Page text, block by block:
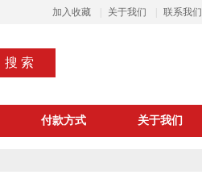
加入收藏 关于我们 联系我们
付款方式 关于我们